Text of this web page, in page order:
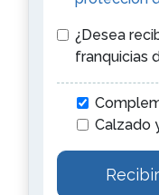
¿Desea
franquicias
Calzado